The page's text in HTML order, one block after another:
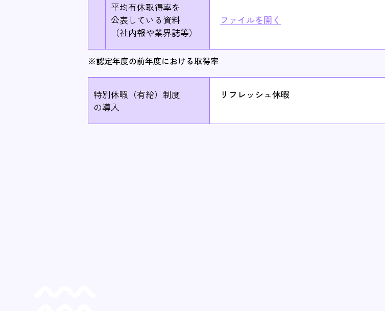
平均有休取得率を
公表している資料
（社内報や業界誌等）
ファイルを開く
※認定年度の前年度における取得率
特別休暇（有給）制度
の導入
リフレッシュ休暇